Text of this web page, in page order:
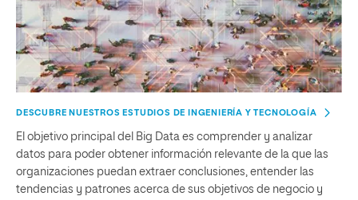
DESCUBRE NUESTROS ESTUDIOS DE INGENIERÍA Y TECNOLOGÍA
El objetivo principal del Big Data es comprender y analizar
datos para poder obtener información relevante de la que las
organizaciones puedan extraer conclusiones, entender las
tendencias y patrones acerca de sus objetivos de negocio y